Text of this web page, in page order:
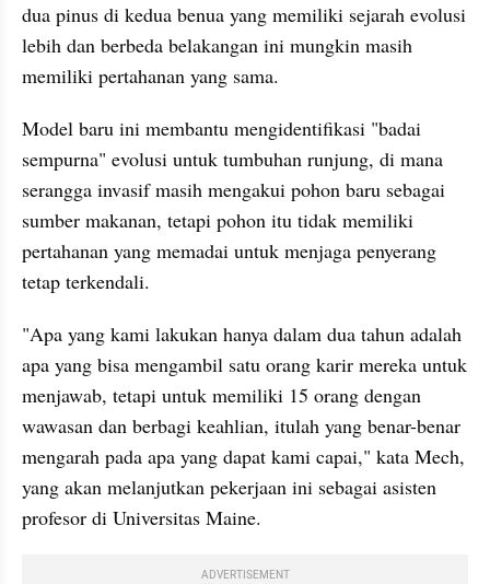
dua pinus di kedua benua yang memiliki sejarah evolusi
lebih dan berbeda belakangan ini mungkin masih
memiliki pertahanan yang sama.
Model baru ini membantu mengidentifikasi "badai
sempurna" evolusi untuk tumbuhan runjung, di mana
serangga invasif masih mengakui pohon baru sebagai
sumber makanan, tetapi pohon itu tidak memiliki
pertahanan yang memadai untuk menjaga penyerang
tetap terkendali.
"Apa yang kami lakukan hanya dalam dua tahun adalah
apa yang bisa mengambil satu orang karir mereka untuk
menjawab, tetapi untuk memiliki 15 orang dengan
wawasan dan berbagi keahlian, itulah yang benar-benar
mengarah pada apa yang dapat kami capai," kata Mech,
yang akan melanjutkan pekerjaan ini sebagai asisten
profesor di Universitas Maine.
ADVERTISEMENT